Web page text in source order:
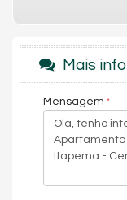
Mais
Mensagem